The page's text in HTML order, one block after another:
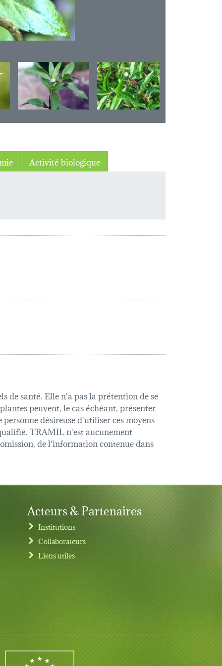
Activité biologique
de santé. Elle n'a pas la prétention de se
peuvent, le cas échéant, présenter
désireuse d'utiliser ces moyens
TRAMIL n'est aucunement
de l'information contenue dans
Acteurs & Partenaires
Institutions
Collaborateurs
Liens utiles